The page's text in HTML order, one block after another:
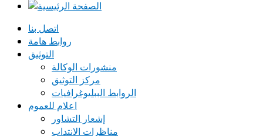
اتصل بنا
روابط هامة
التوثيق
منشورات الوكالة
مركز التوثيق
الروابط الببليوغرافيات
اعلام للعموم
إشعار التشاور
مناظرات الانتداب